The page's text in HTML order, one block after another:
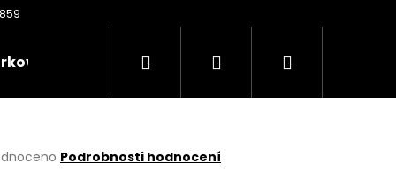
poukazy Oděvy Kontakty
Hledat PřihlášeníNákupní
Podrobnosti hodnocení